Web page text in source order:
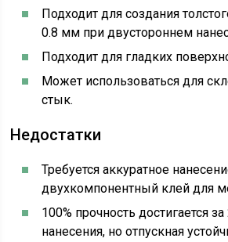
Подходит для создания
0.8 мм при двустороннем
Подходит для гладких
Может использоваться для
стык.
Недостатки
Требуется аккуратное
двухкомпонентный клей для
100% прочность достигается
нанесения, но отпускная